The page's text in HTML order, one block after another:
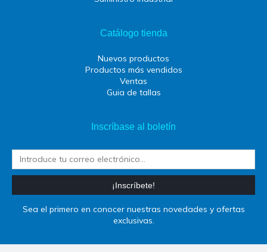
Catálogo tienda
Nuevos productos
Productos más vendidos
Ventas
Guia de tallas
Inscríbase al boletín
¡Inscríbete!
Sea el primero en conocer nuestras novedades y ofertas
exclusivas.